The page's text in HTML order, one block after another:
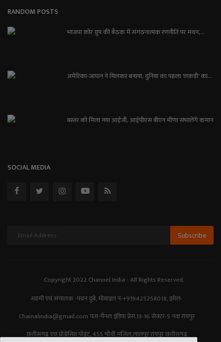
RANDOM POSTS
भाजपा कोर ग्रुप की बैठक में संगठनात्मक रणनीति पर मंथन,...
अमेरिका-जापान ने मिलकर बनाया, दुनिया का पहला 'लकड़ी' का...
बस्तर को मिला नया आईजी, आईपीएस बीएन मीणा संभालेंगे कमान
SOCIAL MEDIA
Subscribe
Copyright 2022 Channel India - All Rights Reserved.
स्वामी एवं संचालक -पवन दुबे, मोबाइल नं-+919425258018, इमेल-
Chainalindia@gmail.com पता-चैनल इंडिया प्रेस,13-16 सेक्टर-5 नवा रायपुर
छत्तीसगढ़ एवं प्रोग्रेसिव पॉइंट, 455 चौथी मंजिल,लालपुर रायपुर छत्तीसगढ़